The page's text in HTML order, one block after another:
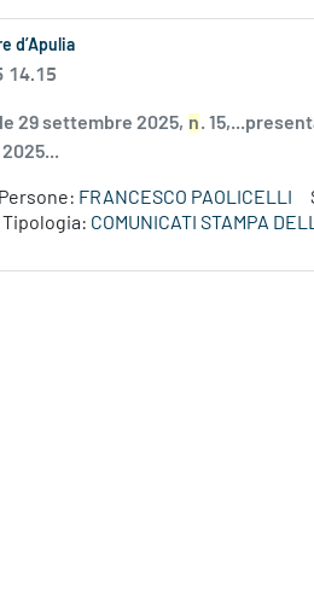
d’Apulia
14.15
29 settembre 2025, n.
Persone: FRANCESCO PAOLICELLI
Tipologia: COMUNICATI STAMPA